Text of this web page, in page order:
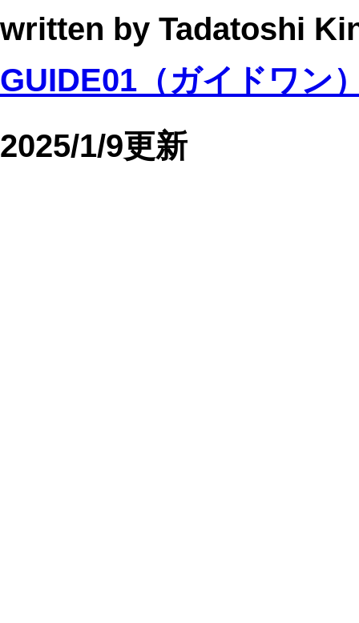
written by Tadatoshi
GUIDE01（ガイドワン
2025/1/9更新